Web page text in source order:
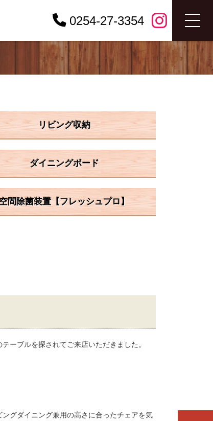
0254-27-3354
リビング収納
ダイニングボード
間除菌装置【フレッシュプロ】
ーブルを探されてご来店いただきました。
グダイニング兼用の高さに合ったチェアを気